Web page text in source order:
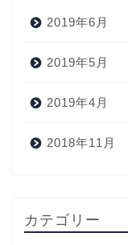
2019年6月
2019年5月
2019年4月
2018年11月
カテゴリー